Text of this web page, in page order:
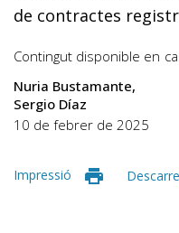
de contractes
Contingut disponible en
Nuria Bustamante
Sergio Díaz
10 de febrer de 2025
Impressió